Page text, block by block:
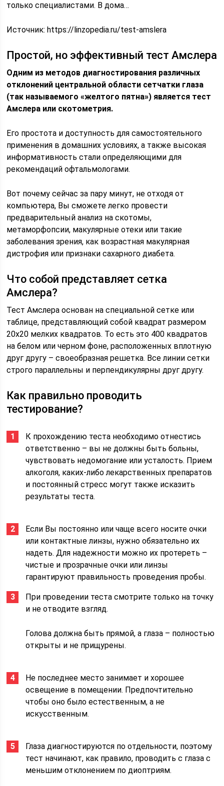
только специалистами. В дома…
Источник: https://linzopedia.ru/test-amslera
Простой, но эффективный тест Амслера
Одним из методов диагностирования различных
отклонений центральной области сетчатки глаза
(так называемого «желтого пятна») является тест
Амслера или скотометрия.
Его простота и доступность для самостоятельного
применения в домашних условиях, а также высокая
информативность стали определяющими для
рекомендаций офтальмологами.
Вот почему сейчас за пару минут, не отходя от
компьютера, Вы сможете легко провести
предварительный анализ на скотомы,
метаморфопсии, макулярные отеки или такие
заболевания зрения, как возрастная макулярная
дистрофия или признаки сахарного диабета.
Что собой представляет сетка
Амслера?
Тест Амслера основан на специальной сетке или
таблице, представляющий собой квадрат размером
20х20 мелких квадратов. То есть это 400 квадратов
на белом или черном фоне, расположенных вплотную
друг другу – своеобразная решетка. Все линии сетки
строго параллельны и перпендикулярны друг другу.
Как правильно проводить
тестирование?
К прохождению теста необходимо отнестись
ответственно – вы не должны быть больны,
чувствовать недомогание или усталость. Прием
алкоголя, каких-либо лекарственных препаратов
и постоянный стресс могут также исказить
результаты теста.
Если Вы постоянно или чаще всего носите очки
или контактные линзы, нужно обязательно их
надеть. Для надежности можно их протереть –
чистые и прозрачные очки или линзы
гарантируют правильность проведения пробы.
При проведении теста смотрите только на точку
и не отводите взгляд.
Голова должна быть прямой, а глаза – полностью
открыты и не прищурены.
Не последнее место занимает и хорошее
освещение в помещении. Предпочтительно
чтобы оно было естественным, а не
искусственным.
Глаза диагностируются по отдельности, поэтому
тест начинают, как правило, проводить с глаза с
меньшим отклонением по диоптриям.